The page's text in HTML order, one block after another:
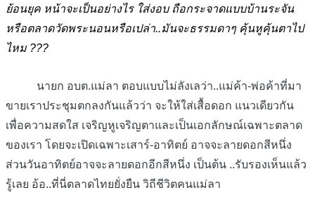
ย้อนยุค หน้าจะเป็นอย่างไร ใส่งอบ ถือกระจาดแบบบ้านระจัน
หรือตลาดวัดพระนอนหรือเปล่า..มันจะธรรมดาๆ คุ้นหูคุ้นตาไป
ไหม ???
นายก อบต.แม่ลา ตอบแบบไม่ลังเลว่า..แม่ค้า-พ่อค้าที่มา
ขายเราประชุมตกลงกันแล้วว่า จะให้ใส่เสื้อดอก แนวเดียวกัน
เพื่อความสดใส เจริญหูเจริญตาและเป็นเอกลักษณ์เฉพาะตลาด
ของเรา โดยจะเปิดเฉพาะเสาร์-อาทิตย์ อาจจะลายดอกสีหนึ่ง
ส่วนวันอาทิตย์อาจจะลายดอกอีกสีหนึ่ง เป็นต้น ..รับรองเห็นแล้ว
รู้เลย อ้อ..ที่นี่ตลาดไทยยั่งยืน วิถีชีวิตคนแม่ลา